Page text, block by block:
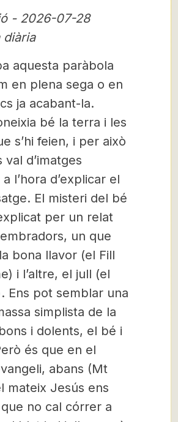
- 2026-07-28
diària
aquesta paràbola
en plena sega o en
ja acabant-la.
bé la terra i les
s’hi feien, i per això
val d’imatges
l’hora d’explicar el
El misteri del bé
per un relat
un que
bona llavor (el Fill
i l’altre, el jull (el
Ens pot semblar una
simplista de la
i dolents, el bé i
és que en el
abans (Mt
mateix Jesús ens
no cal córrer a